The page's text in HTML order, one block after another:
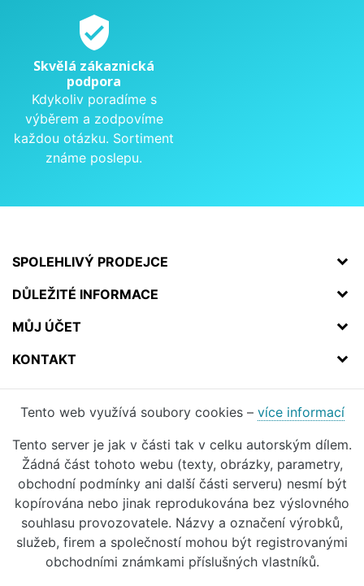
verified_user
Skvělá zákaznická
podpora
Kdykoliv poradíme s
výběrem a zodpovíme
každou otázku. Sortiment
známe poslepu.
SPOLEHLIVÝ PRODEJCE
DŮLEŽITÉ INFORMACE
MŮJ ÚČET
KONTAKT
Tento web využívá soubory cookies – více informací
Tento server je jak v části tak v celku autorským dílem.
Žádná část tohoto webu (texty, obrázky, parametry,
obchodní podmínky ani další části serveru) nesmí být
kopírována nebo jinak reprodukována bez výslovného
souhlasu provozovatele. Názvy a označení výrobků,
služeb, firem a společností mohou být registrovanými
obchodními známkami příslušných vlastníků.